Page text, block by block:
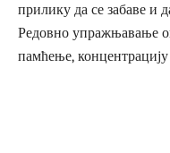
прилику да се забаве и
Редовно упражњавање
памћење,